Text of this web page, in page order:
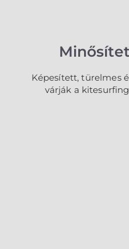
Képesített, türelmes
várják a